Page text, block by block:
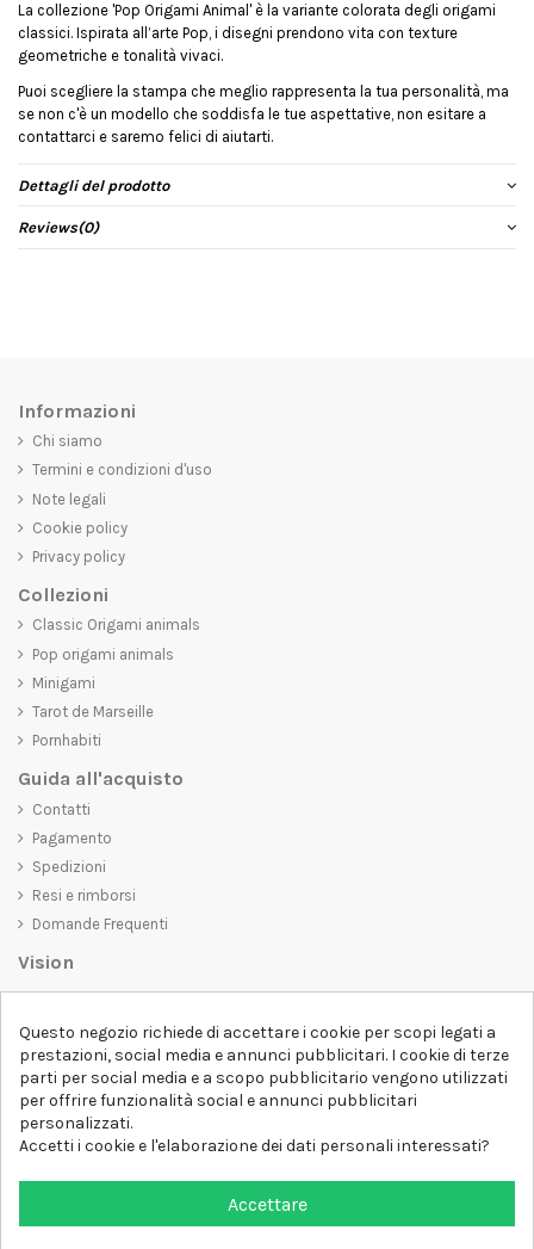
La collezione 'Pop Origami Animal' è la variante colorata degli origami
classici. Ispirata all’arte Pop, i disegni prendono vita con texture
geometriche e tonalità vivaci.
Puoi scegliere la stampa che meglio rappresenta la tua personalità, ma
se non c'è un modello che soddisfa le tue aspettative, non esitare a
contattarci e saremo felici di aiutarti.
Dettagli del prodotto
Reviews(0)
Informazioni
Chi siamo
Termini e condizioni d'uso
Note legali
Cookie policy
Privacy policy
Collezioni
Classic Origami animals
Pop origami animals
Minigami
Tarot de Marseille
Pornhabiti
Guida all'acquisto
Contatti
Pagamento
Spedizioni
Resi e rimborsi
Domande Frequenti
Vision
belli da vedere, ma che trasmettano anche un messaggio importante.
Che siate alla ricerca di una t-shirt unica e di tendenza, di una felpa
comoda e accogliente o di un accessorio esclusivo,D-SHIRTha
qualcosa per tutti.
Follow us
Questo negozio richiede di accettare i cookie per scopi legati a
prestazioni, social media e annunci pubblicitari. I cookie di terze
parti per social media e a scopo pubblicitario vengono utilizzati
per offrire funzionalità social e annunci pubblicitari
personalizzati.
Accetti i cookie e l'elaborazione dei dati personali interessati?
Accettare